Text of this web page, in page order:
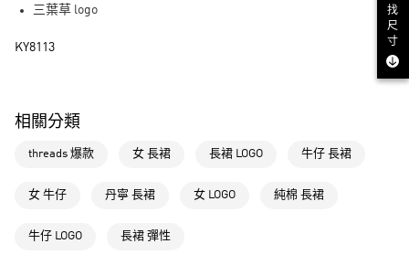
全家取貨付款
付款後全家取貨
每筆NT$80，滿NT$1,500(含以上)免運費
付款後萊爾富取貨
三葉草 logo
KY8113
相關分類
threads 爆款 女 長裙 長裙 LOGO 牛仔 長裙
女 牛仔 丹寧 長裙 女 LOGO 純棉 長裙
牛仔 LOGO 長裙 彈性
找
尺
寸